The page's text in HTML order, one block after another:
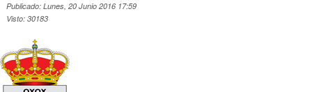
Publicado: Lunes, 20 Junio 2016 17:59
Visto: 30183